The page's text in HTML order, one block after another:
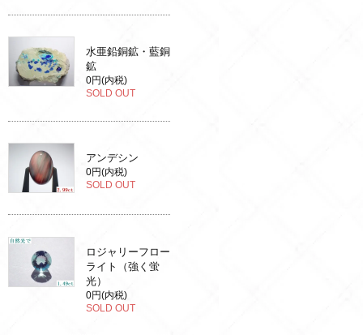
水亜鉛銅鉱・藍銅
鉱
0円(内税)
SOLD OUT
アンデシン
0円(内税)
SOLD OUT
ロジャリーフロー
ライト（強く蛍
光）
0円(内税)
SOLD OUT